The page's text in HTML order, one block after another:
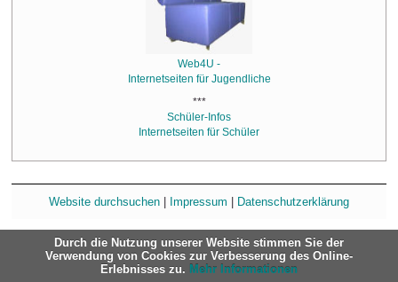
Web4U -
Internetseiten für Jugendliche
***
Schüler-Infos
Internetseiten für Schüler
Website durchsuchen Impressum Datenschutzerklärung
Durch die Nutzung unserer Website stimmen Sie der
Verwendung von Cookies zur Verbesserung des Online-
Erlebnisses zu. Mehr Informationen